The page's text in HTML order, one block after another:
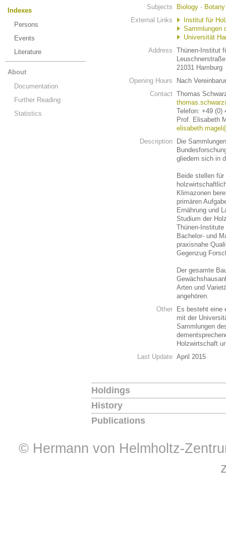
Indexes
Persons
Events
Literature
About
Documentation
Further Reading
Statistics
Subjects Biology · Botany
External Links
Institut für
Sammlungen
Universität
Address Thünen-Institut
21031 Hamburg
Opening Hours
Nach
Contact Thomas
Telefon: +49 (0)
Prof. Elisabeth
Description
Die
gliedern sich in
Beide stellen
Klimazonen
primären
Ernährung und
Studium der
Thünen-Institute
Bachelor- und
praxisnahe
Gegenzug
Der gesamte
Arten und
angehören.
Other
Es besteht eine
mit der
Sammlungen
Holzwirtschaft
Last Update April 2015
Holdings
History
Publications
© Hermann von Helmholtz-